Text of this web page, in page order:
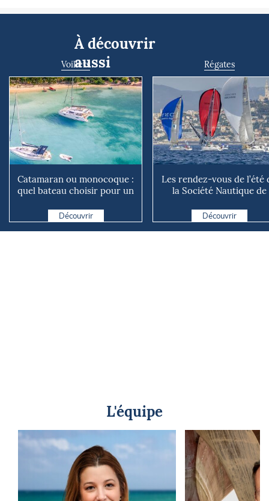
À découvrir
aussi
Voiliers
Catamaran ou monocoque :
quel bateau choisir pour un
Découvrir
Régates
Les rendez-vous de l’été
la Société Nautique de
Découvrir
L'équipe